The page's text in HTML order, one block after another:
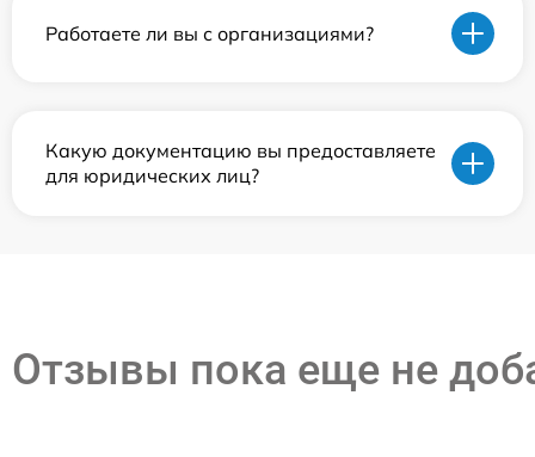
Работаете ли вы с организациями?
Какую документацию вы предоставляете
для юридических лиц?
Отзывы пока еще не